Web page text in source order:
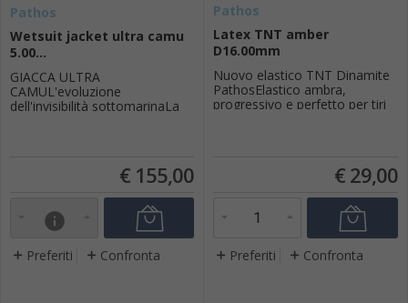
Pathos
Wetsuit jacket ultra camu
5.00...
GIACCA ULTRA
CAMUL'evoluzione
dell'invisibilità sottomarinaLa
subacqueo che esige il
e della libertà di
movimento.Caratteristiche
TecnicheComponenteSpecifich
eMateriale I...
€ 155,00
info
Preferiti Confronta
Pathos
Latex TNT amber
D16.00mm
Nuovo elastico TNT Dinamite
PathosElastico ambra,
progressivo e perfetto per tiri
o per arbalete con doppio
elastico.Elastico coestruso con
interno AmbraDiametro
esterno 16 mmD...
€ 29,00
Preferiti Confronta